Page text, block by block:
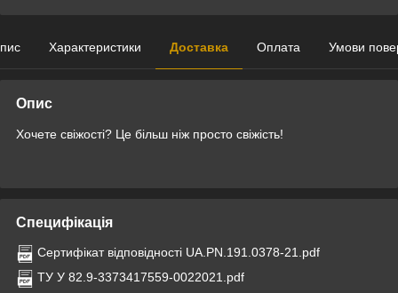
Характеристики Доставка Оплата Умови
Опис
Хочете свіжості? Це більш ніж просто свіжість!
Специфікація
Сертифікат відповідності UA.PN.191.0378-21.pdf
ТУ У 82.9-3373417559-0022021.pdf